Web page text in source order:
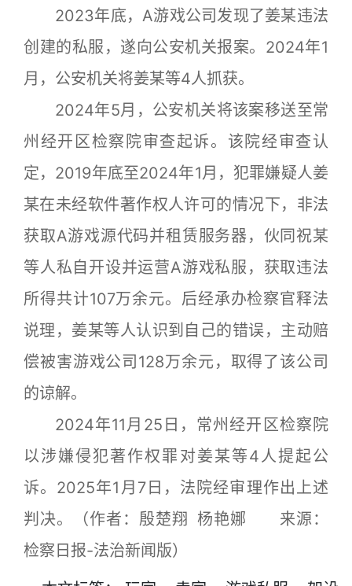
2023年底，A游戏公司发现了姜某违法
创建的私服，遂向公安机关报案。2024年1
月，公安机关将姜某等4人抓获。
2024年5月，公安机关将该案移送至常
州经开区检察院审查起诉。该院经审查认
定，2019年底至2024年1月，犯罪嫌疑人姜
某在未经软件著作权人许可的情况下，非法
获取A游戏源代码并租赁服务器，伙同祝某
等人私自开设并运营A游戏私服，获取违法
所得共计107万余元。后经承办检察官释法
说理，姜某等人认识到自己的错误，主动赔
偿被害游戏公司128万余元，取得了该公司
的谅解。
2024年11月25日，常州经开区检察院
以涉嫌侵犯著作权罪对姜某等4人提起公
诉。2025年1月7日，法院经审理作出上述
判决。（作者：殷楚翔 杨艳娜 来源：
检察日报-法治新闻版）